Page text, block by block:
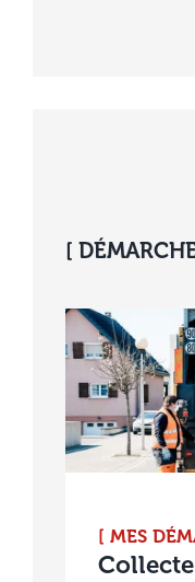
[
[ MES